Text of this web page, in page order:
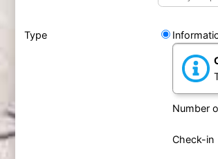
Type
Number
Check-in